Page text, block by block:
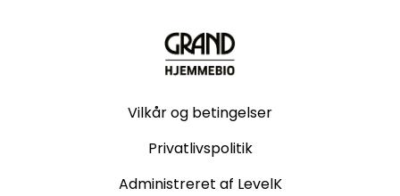
Vilkår og betingelser
Privatlivspolitik
Administreret af LevelK